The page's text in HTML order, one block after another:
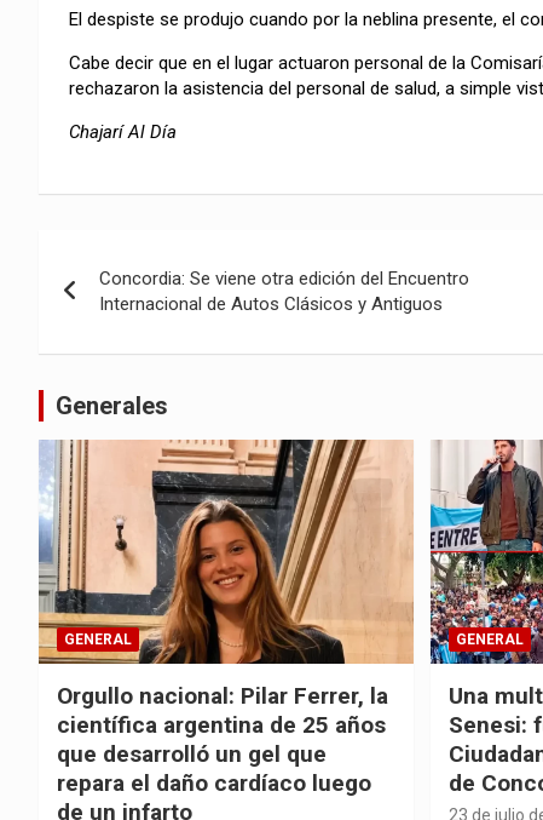
El despiste se produjo cuando por la neblina presente, el
Cabe decir que en el lugar actuaron personal de la
rechazaron la asistencia del personal de salud, a simple
Chajarí Al Día
de
entradas
Concordia: Se viene otra edición del Encuentro
Internacional de Autos Clásicos y Antiguos
Generales
GENERAL
Orgullo nacional: Pilar Ferrer, la
científica argentina de 25 años
que desarrolló un gel que
repara el daño cardíaco luego
de un infarto
GENERAL
Una
Senesi:
de
23 de julio